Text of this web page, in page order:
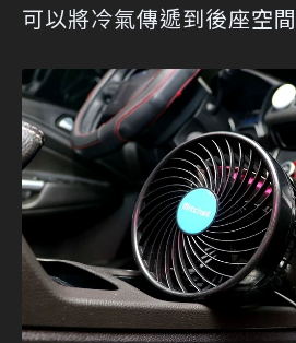
可以將冷氣傳遞到後座空間